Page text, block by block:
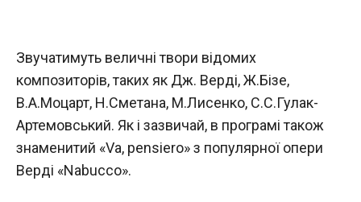
Звучатимуть величні твори відомих
композиторів, таких як Дж. Верді, Ж.Бізе,
В.А.Моцарт, Н.Сметана, М.Лисенко, С.С.Гулак-
Артемовський. Як і зазвичай, в програмі також
знаменитий «Va, pensiero» з популярної опери
Верді «Nabucco».